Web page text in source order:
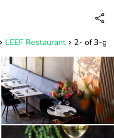
Erreichbar bis 23:00 Uhr (max
0,09€/Min)
LEEF Restaurant 2- of 3-